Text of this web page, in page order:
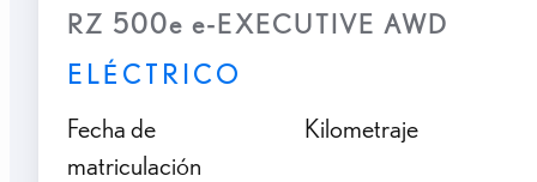
RZ 500e e-EXECUTIVE AWD
ELÉCTRICO
Fecha de
matriculación
Kilometraje